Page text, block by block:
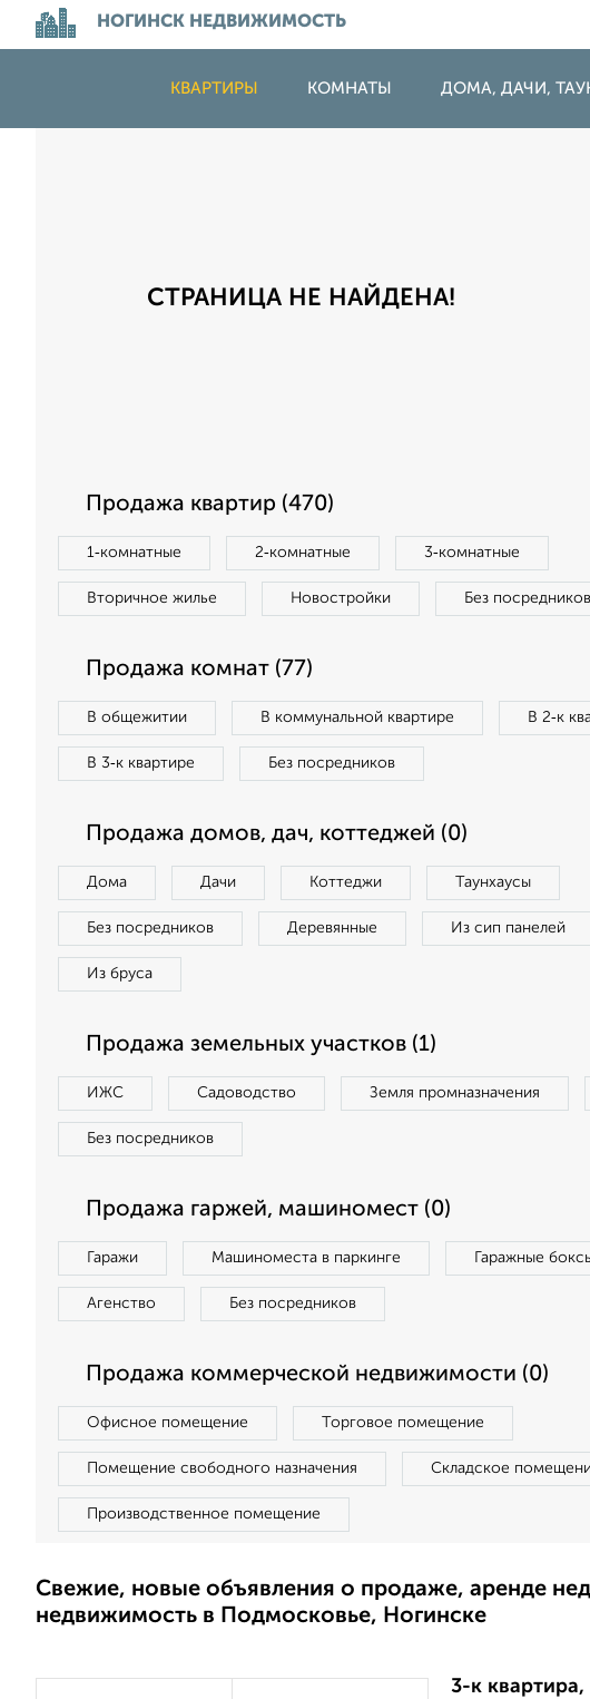
НОГИНСК НЕДВИЖИМОСТЬ
КВАРТИРЫ КОМНАТЫ ДОМА, ДАЧИ,
СТРАНИЦА НЕ НАЙДЕНА!
Продажа квартир (470)
1‑комнатные 2‑комнатные 3‑комнатные
Вторичное жилье Новостройки Без посредников
Продажа комнат (77)
В общежитии В коммунальной квартире В 2‑к
В 3‑к квартире Без посредников
Продажа домов, дач, коттеджей (0)
Дома Дачи Коттеджи Таунхаусы
Без посредников Деревянные Из сип панелей
Из бруса
Продажа земельных участков (1)
ИЖС Садоводство Земля промназначения
Без посредников
Продажа гаржей, машиномест (0)
Гаражи Машиноместа в паркинге Гаражные
Агенство Без посредников
Продажа коммерческой недвижимости (0)
Офисное помещение Торговое помещение
Помещение свободного назначения Складское
Производственное помещение
Свежие, новые объявления о продаже, аренде
недвижимость в Подмосковье, Ногинске
3-к